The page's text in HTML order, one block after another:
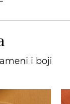
i boji